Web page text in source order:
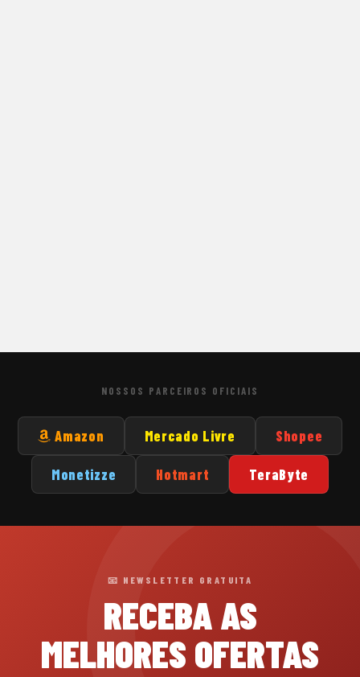
NOSSOS PARCEIROS OFICIAIS
Amazon Mercado Livre Shopee
Monetizze Hotmart TeraByte
📧 NEWSLETTER GRATUITA
RECEBA AS
MELHORES OFERTAS